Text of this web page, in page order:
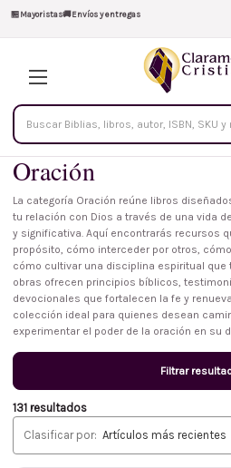
🏪Mayoristas🚚Envíos y entregas
Buscar
productos
Oración
La categoría Oración reúne libros
tu relación con Dios a través de una vida
y significativa. Aquí encontrarás recursos
propósito, cómo interceder por otros,
cómo cultivar una disciplina espiritual que
obras ofrecen principios bíblicos,
devocionales que fortalecen la fe y
colección ideal para quienes desean
experimentar el poder de la oración en su
Filtrar
131 resultados
Clasificar por: